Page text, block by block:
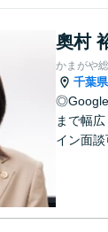
奧村
かまがや
千葉県
◎Google
まで幅
イン面談